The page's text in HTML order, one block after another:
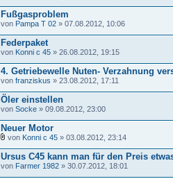
Fußgasproblem
von Pampa T 02 » 07.08.2012, 10:06
Federpaket
von Konni c 45 » 26.08.2012, 19:15
4. Getriebewelle Nuten- Verzahnung
von franziskus » 23.08.2012, 17:11
Öler einstellen
von Socke » 09.08.2012, 23:00
Neuer Motor
von Konni c 45 » 03.08.2012, 23:14
Ursus C45 kann man für den Preis
von Farmer 1982 » 30.07.2012, 18:01